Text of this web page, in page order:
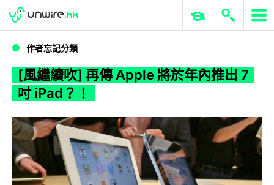
WWDC 2026 ERP 與商業 AI
作者忘記分類
[風繼續吹] 再傳 Apple 將於年內推出 7
吋 iPad？！